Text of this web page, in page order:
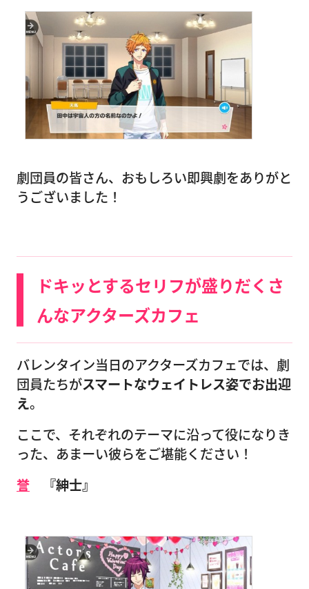
劇団員の皆さん、おもしろい即興劇をありがと
うございました！
ドキッとするセリフが盛りだくさ
んなアクターズカフェ
バレンタイン当日のアクターズカフェでは、劇
団員たちがスマートなウェイトレス姿でお出迎
え。
ここで、それぞれのテーマに沿って役になりき
った、あまーい彼らをご堪能ください！
誉 『紳士』